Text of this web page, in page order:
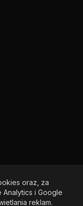
oraz, za
i Google
reklam.